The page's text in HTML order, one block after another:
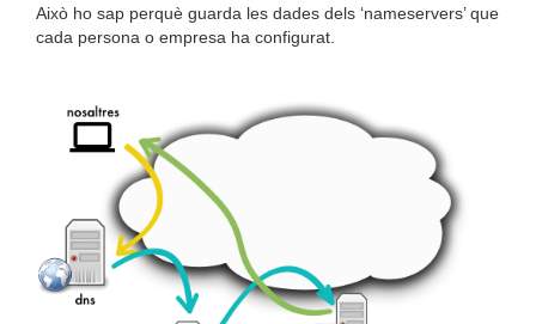
Això ho sap perquè guarda les dades dels ‘nameservers’ que
cada persona o empresa ha configurat.